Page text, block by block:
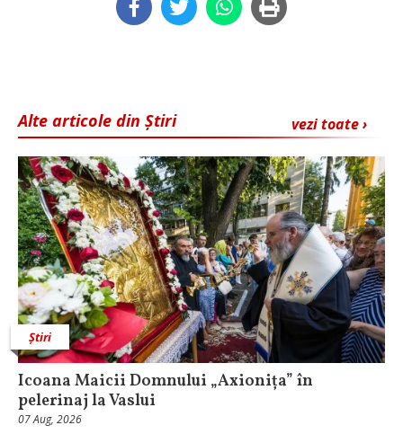
vezi toate ›
Alte articole din Știri
Știri
Icoana Maicii Domnului „Axionița” în
pelerinaj la Vaslui
07 Aug, 2026